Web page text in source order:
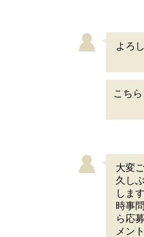
よろ
こち
大変
久し
しま
時事
ら応
メン